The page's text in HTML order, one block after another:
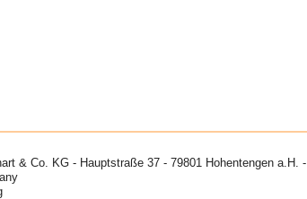
& Co. KG - Hauptstraße 37 - 79801 Hohentengen a.H. -